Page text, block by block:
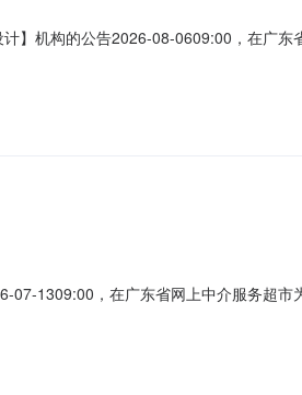
】机构的公告2026-08-0609:00，在广东
项目规模平方米（
07-1309:00，在广东省网上中介服务超市
￥60,000.00元金额说